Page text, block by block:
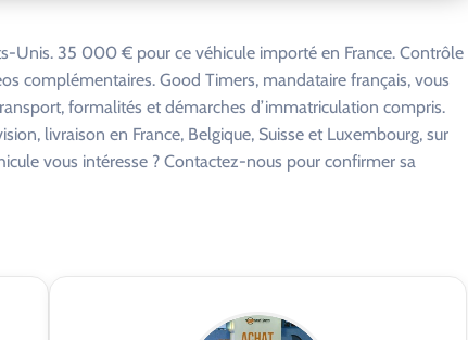
Unis. 35 000 € pour ce véhicule importé en France. Contrôle
complémentaires. Good Timers, mandataire français, vous
formalités et démarches d’immatriculation compris.
livraison en France, Belgique, Suisse et Luxembourg, sur
vous intéresse ? Contactez-nous pour confirmer sa